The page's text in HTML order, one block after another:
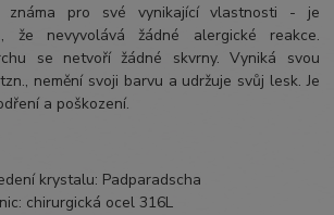
pro své vynikající vlastnosti - je
že nevyvolává žádné alergické reakce.
se netvoří žádné skvrny. Vyniká svou
nemění svoji barvu a udržuje svůj lesk. Je
a poškození.
krystalu: Padparadscha
chirurgická ocel 316L